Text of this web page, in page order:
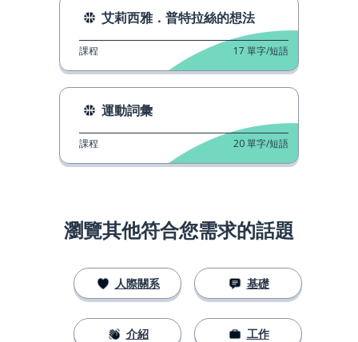
艾莉西雅．普特拉絲的想法
課程 17 單字/短語
運動詞彙
課程 20單字/短語
瀏覽其他符合您需求的話題
人際關系
介紹
基礎
工作